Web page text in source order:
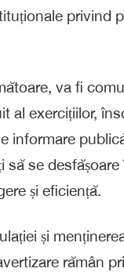
privind
va fi
al exercițiilor,
informare
să se
și eficiență.
și
rămân